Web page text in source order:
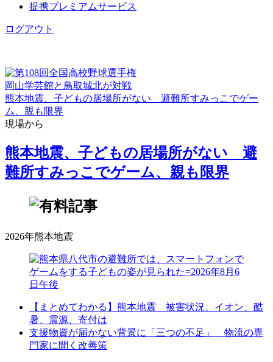
提携プレミアムサービス
ログアウト
岡山学芸館と鳥取城北が対戦
熊本地震、子どもの居場所がない 避難所すみっこでゲー
ム、親も限界
現場から
熊本地震、子どもの居場所がない 避
難所すみっこでゲーム、親も限界
2026年熊本地震
【まとめてわかる】熊本地震 被害状況、イオン、酷
暑、震源、寄付は
支援物資が届かない背景に「三つの不足」 物流の専
門家に聞く改善策